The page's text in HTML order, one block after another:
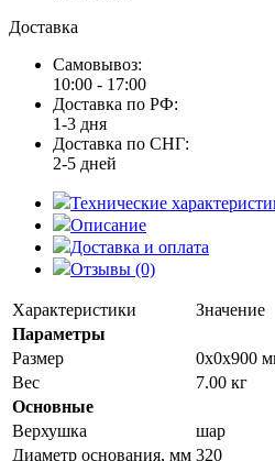
Доставка
Самовывоз:
10:00 - 17:00
Доставка по РФ:
1-3 дня
Доставка по СНГ:
2-5 дней
Технические
Описание
Доставка и оплата
Отзывы (0)
Характеристики
Значение
Параметры
Размер
0x0x900
Вес
7.00 кг
Основные
Верхушка
шар
Диаметр основания, мм 320